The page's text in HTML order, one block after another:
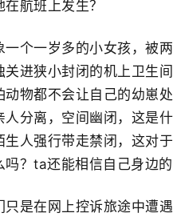
航班上发生？
一个一岁多的小女孩，被
关进狭小封闭的机上卫生
动物都不会让自己的幼崽
人分离，空间幽闭，这是
生人强行带走禁闭，这对
吗？ta还能相信自己身边的
只是在网上控诉旅途中遭